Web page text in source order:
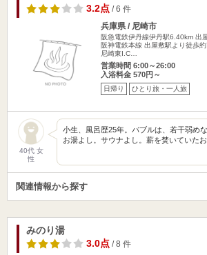
3.2点/ 6 件
兵庫県 / 尼崎市
阪急電鉄伊丹線伊丹駅6.40km 出
阪神電鉄本線 出屋敷駅より徒歩
尼崎東I.C…
営業時間 6:00～26:00
入浴料金 570円～
日帰り ひとり旅・一人旅
40代 女
性
小生、風呂歴25年。バブルは、若干弱め
お湯よし。サウナよし。薪を焚いていたお
関連情報から探す
みのり湯
3.0点/ 8 件